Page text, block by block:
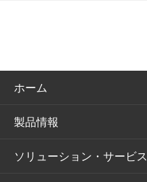
ホーム
製品情報
ソリューション・サービス